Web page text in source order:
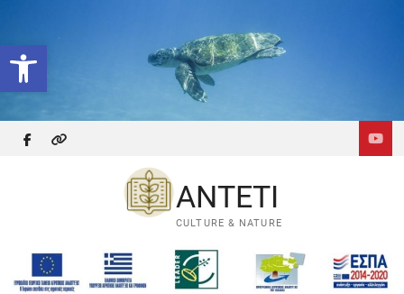
Ανοίξτε τη γραμμή εργαλείων
content
facebook
themefreesia
ANTETI
CULTURE & NATURE